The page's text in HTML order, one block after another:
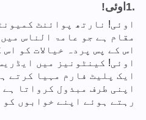
!اوئی 1.
اوئی! نارتھ پوائنٹ
مقام ہے جو عامۃ الناس
اس کے پس پردہ خیالات کو
اوئی! کینٹونیز میں
ایک پلیٹ فارم مہیا کرتے
اپنی طرف مبذول کرواتا ہے
رہتے ہوئے اپنے خوابوں کو